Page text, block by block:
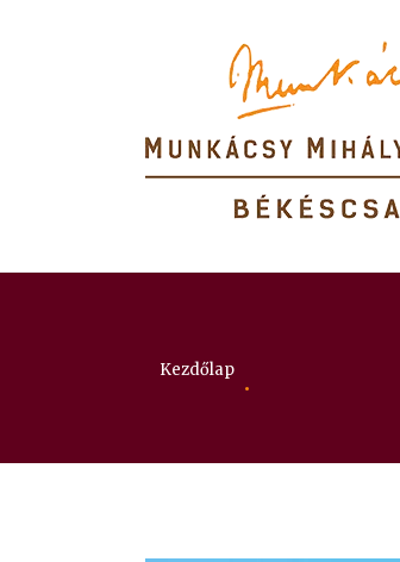
Itt vagy:
Kezdőlap